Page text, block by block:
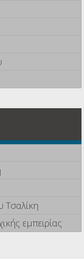
Τσαλίκη
εμπειρίας